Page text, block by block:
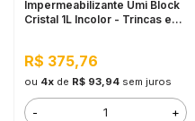
Impermeabilizante Umi Block
Cristal 1L Incolor - Trincas e
R$ 375,76
ou 4xde R$ 93,94 sem juros
- +